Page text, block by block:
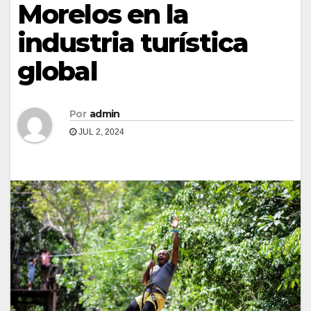
Morelos en la
industria turística
global
Por admin
JUL 2, 2024